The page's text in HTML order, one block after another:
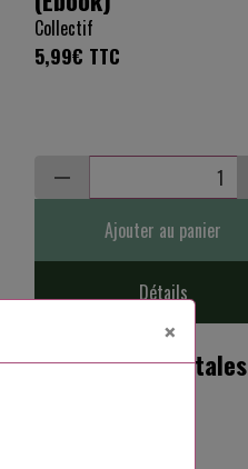
Collectif
5,99€ TTC
Ajouter au panier
Détails
Fantaisies végétales
×